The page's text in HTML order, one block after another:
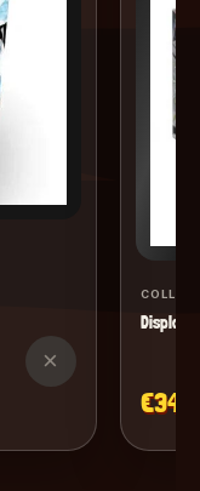
×
Display